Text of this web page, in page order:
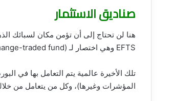
صناديق الاستثمار
هنا لن تحتاج إلى أن تؤمن مكان لسبائك
EFTS وهي اختصار لـ (Exchange-traded fund) وهي صناديق الاستثمار المتداولة.
تلك الأخيرة عالمية يتم التعامل بها في
المؤشرات وغيرها)، وكل من يتعامل من